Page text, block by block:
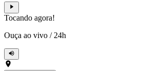
Tocando agora!
Ouça ao vivo / 24h